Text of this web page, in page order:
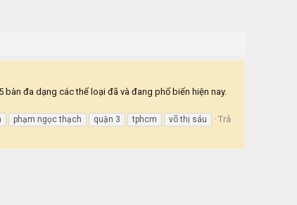
đa dạng các thể loại đã và đang phổ biến hiện nay.
phạm ngọc thạch quận 3 tphcm võ thị sáu
Trả